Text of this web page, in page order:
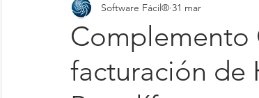
Retenciones Electrónicas XML
Complemento
facturación de
Software Fácil® 31 mar